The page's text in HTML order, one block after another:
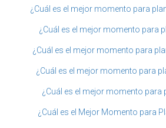
¿Cuál es el mejor momento para
¿Cuál es el mejor momento para
¿Cuál es el mejor momento para
¿Cuál es el mejor momento para
¿Cuál es el mejor momento para
¿Cuál es el Mejor Momento para